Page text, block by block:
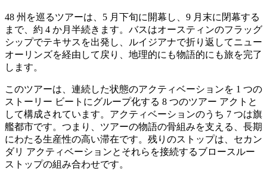
48 州を巡るツアーは、5 月下旬に開幕し、9 月末に閉幕する
まで、約 4 か月半続きます。バスはオースティンのフラッグ
シップでテキサスを出発し、ルイジアナで折り返してニュー
オーリンズを経由して戻り、地理的にも物語的にも旅を完了
します。
このツアーは、連続した状態のアクティベーションを 1 つの
ストーリー ビートにグループ化する 8 つのツアー アクトと
して構成されています。アクティベーションのうち 7 つは旗
艦都市です。つまり、ツアーの物語の骨組みを支える、長期
にわたる生産性の高い滞在です。残りのストップは、セカン
ダリ アクティベーションとそれらを接続するブロースルー
ストップの組み合わせです。